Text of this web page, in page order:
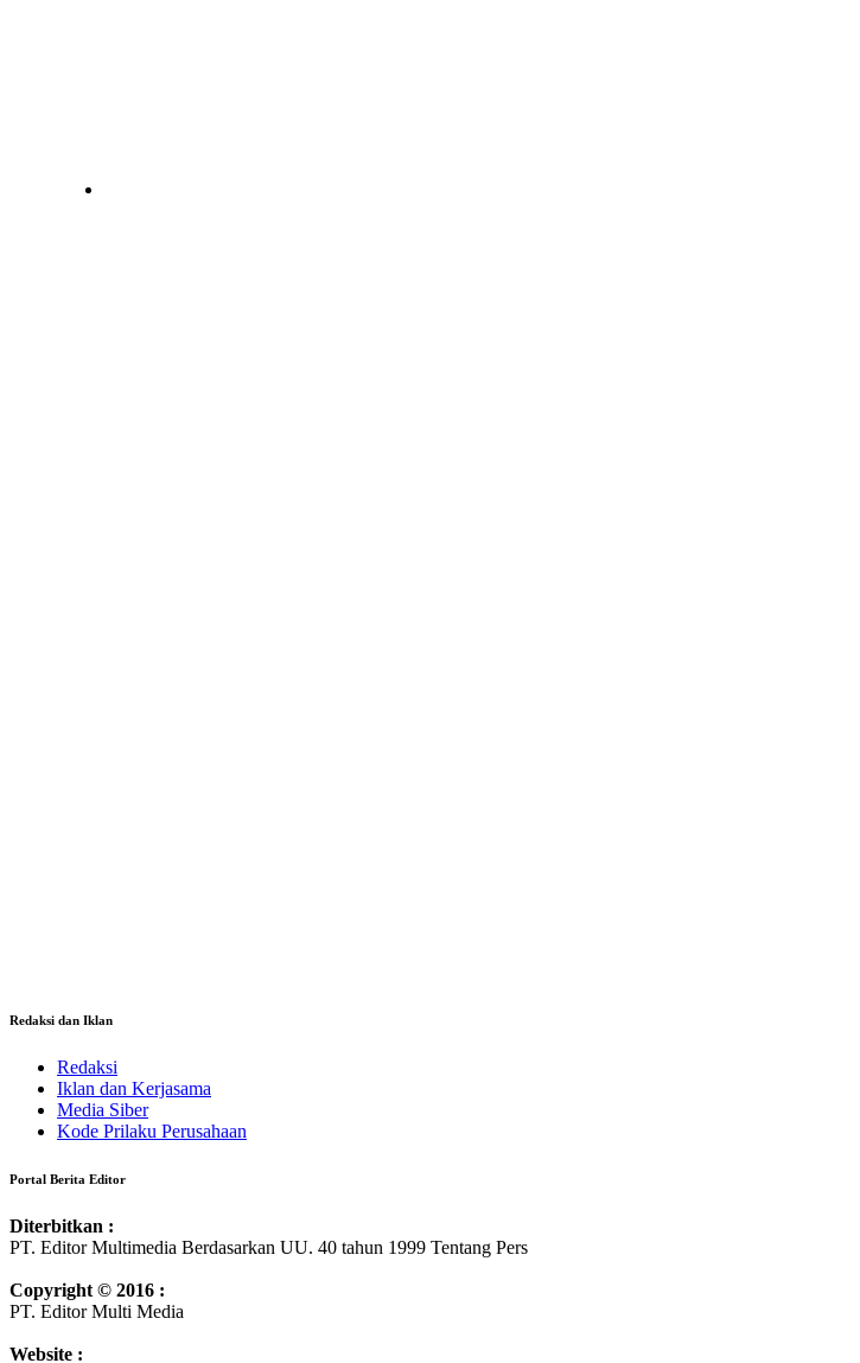
Redaksi dan Iklan
Redaksi
Iklan dan Kerjasama
Media Siber
Kode Prilaku Perusahaan
Portal Berita Editor
Diterbitkan :
PT. Editor Multimedia Berdasarkan UU. 40 tahun 1999 Tentang Pers
Copyright © 2016 :
PT. Editor Multi Media
Website :